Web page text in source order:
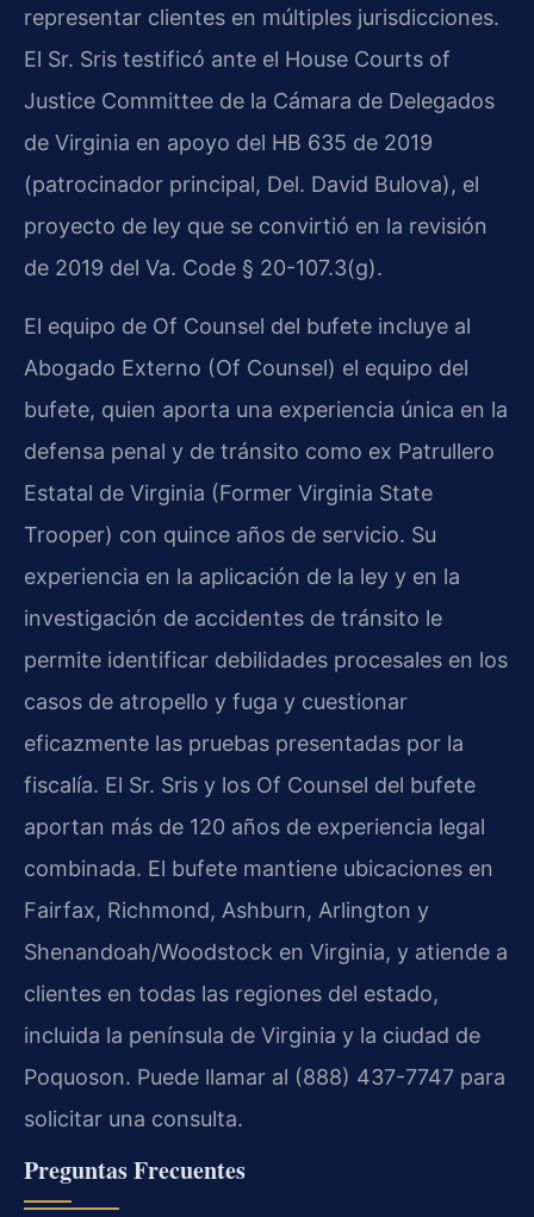
representar clientes en múltiples jurisdicciones.
El Sr. Sris testificó ante el House Courts of
Justice Committee de la Cámara de Delegados
de Virginia en apoyo del HB 635 de 2019
(patrocinador principal, Del. David Bulova), el
proyecto de ley que se convirtió en la revisión
de 2019 del Va. Code § 20-107.3(g).
El equipo de Of Counsel del bufete incluye al
Abogado Externo (Of Counsel) el equipo del
bufete, quien aporta una experiencia única en la
defensa penal y de tránsito como ex Patrullero
Estatal de Virginia (Former Virginia State
Trooper) con quince años de servicio. Su
experiencia en la aplicación de la ley y en la
investigación de accidentes de tránsito le
permite identificar debilidades procesales en los
casos de atropello y fuga y cuestionar
eficazmente las pruebas presentadas por la
fiscalía. El Sr. Sris y los Of Counsel del bufete
aportan más de 120 años de experiencia legal
combinada. El bufete mantiene ubicaciones en
Fairfax, Richmond, Ashburn, Arlington y
Shenandoah/Woodstock en Virginia, y atiende a
clientes en todas las regiones del estado,
incluida la península de Virginia y la ciudad de
Poquoson. Puede llamar al (888) 437-7747 para
solicitar una consulta.
Preguntas Frecuentes